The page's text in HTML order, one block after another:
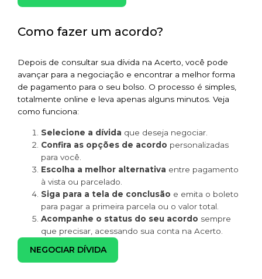
Como fazer um acordo?
Depois de consultar sua dívida na Acerto, você pode
avançar para a negociação e encontrar a melhor forma
de pagamento para o seu bolso. O processo é simples,
totalmente online e leva apenas alguns minutos. Veja
como funciona:
Selecione a dívida que deseja negociar.
Confira as opções de acordo personalizadas
para você.
Escolha a melhor alternativa entre pagamento
à vista ou parcelado.
Siga para a tela de conclusão e emita o boleto
para pagar a primeira parcela ou o valor total.
Acompanhe o status do seu acordo sempre
que precisar, acessando sua conta na Acerto.
NEGOCIAR DÍVIDA